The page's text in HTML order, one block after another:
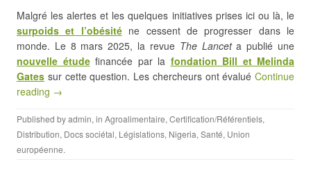
Malgré les alertes et les quelques initiatives prises ici ou là, le
surpoids et l’obésiténe cessent de progresser dans le
monde. Le 8 mars 2025, la revue The Lanceta publié une
nouvelle étudefinancée par la fondation Bill et Melinda
Gates sur cette question. Les chercheurs ont évalué Continue
reading →
Published byadmin, in Agroalimentaire, Certification/Référentiels,
Distribution, Docs sociétal, Législations, Nigeria, Santé, Union
européenne.